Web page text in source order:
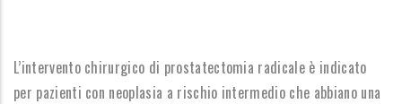
L’intervento chirurgico di prostatectomia radicale è indicato
per pazienti con neoplasia a rischio intermedio che abbiano una